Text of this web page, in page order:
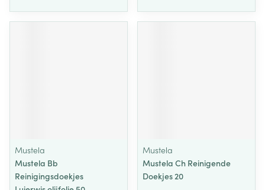
Mustela
Mustela Bb
Reinigingsdoekjes
Mustela
Mustela Ch Reinigende
Doekjes 20